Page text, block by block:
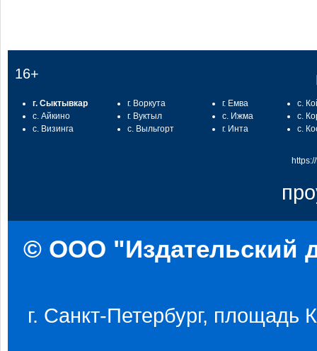
16+
г. Сыктывкар
с. Айкино
с. Визинга
г. Воркута
г. Вуктыл
с. Выльгорт
г. Емва
с. Ижма
г. Инта
с.
с.
с.
© ООО "Издательский
г. Санкт-Петербург, площадь